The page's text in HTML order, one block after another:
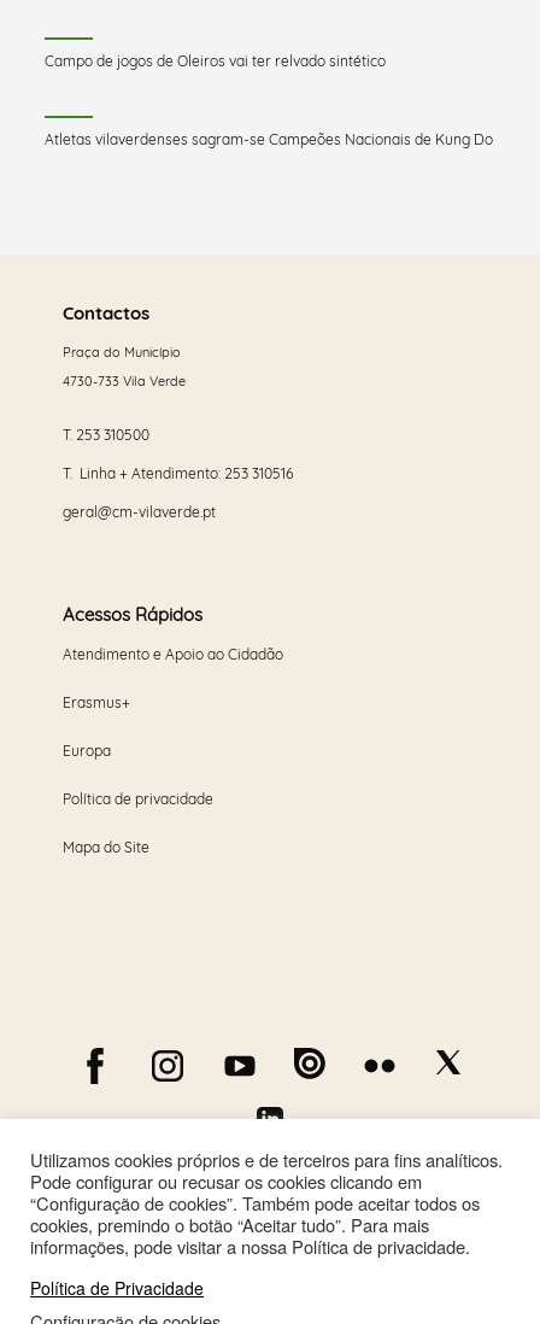
Campo de jogos de Oleiros vai ter relvado sintético
Atletas vilaverdenses sagram-se Campeões Nacionais de Kung Do
maisContactos
Praça do Município
4730-733 Vila Verde
T. 253 310500
T. Linha + Atendimento: 253 310516
geral@cm-vilaverde.pt
Acessos Rápidos
Atendimento e Apoio ao Cidadão
Erasmus+
Europa
Política de privacidade
Mapa do Site
Utilizamos cookies próprios e de terceiros para fins analíticos.
Pode configurar ou recusar os cookies clicando em
“Configuração de cookies”. Também pode aceitar todos os
cookies, premindo o botão “Aceitar tudo”. Para mais
informações, pode visitar a nossa Política de privacidade.
Política de Privacidade